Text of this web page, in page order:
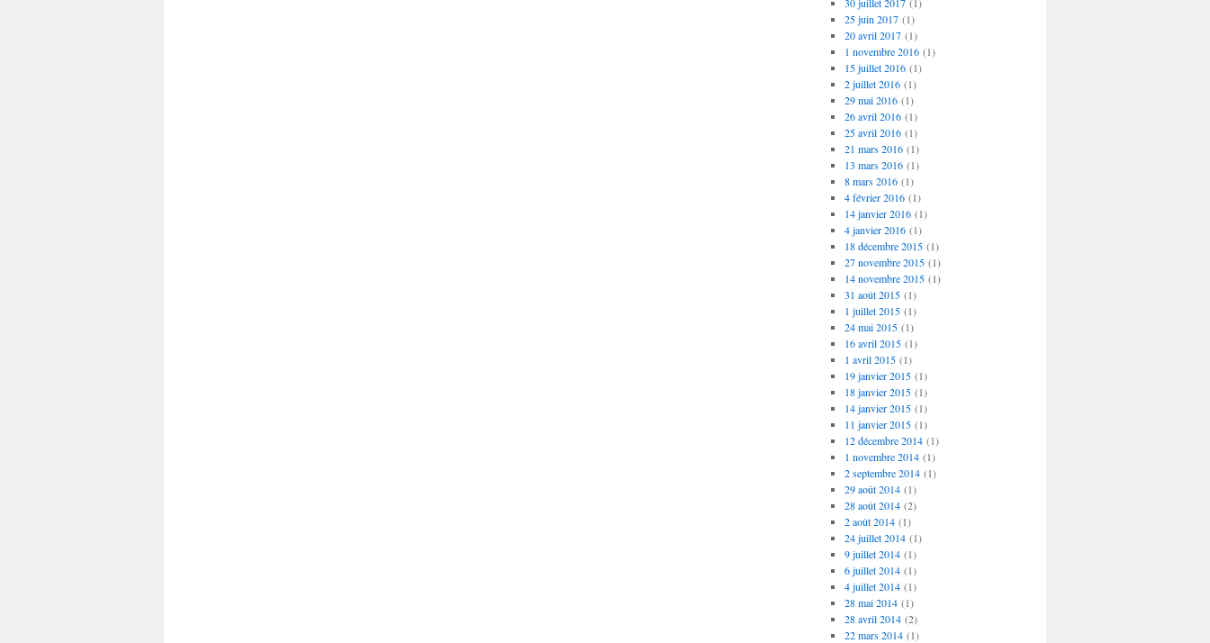
25 juin 2017(1)
20 avril 2017(1)
1 novembre 2016(1)
15 juillet 2016(1)
2 juillet 2016(1)
29 mai 2016(1)
26 avril 2016(1)
25 avril 2016(1)
21 mars 2016(1)
13 mars 2016(1)
8 mars 2016(1)
4 février 2016(1)
14 janvier 2016(1)
4 janvier 2016(1)
18 décembre 2015(1)
27 novembre 2015(1)
14 novembre 2015(1)
31 août 2015(1)
1 juillet 2015(1)
24 mai 2015(1)
16 avril 2015(1)
1 avril 2015(1)
19 janvier 2015(1)
18 janvier 2015(1)
14 janvier 2015(1)
11 janvier 2015(1)
12 décembre 2014(1)
1 novembre 2014(1)
2 septembre 2014(1)
29 août 2014(1)
28 août 2014(2)
2 août 2014(1)
24 juillet 2014(1)
9 juillet 2014(1)
6 juillet 2014(1)
4 juillet 2014(1)
28 mai 2014(1)
28 avril 2014(2)
22 mars 2014(1)